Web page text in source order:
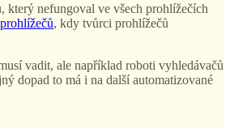
který nefungoval ve všech prohlížečích
, kdy tvůrci prohlížečů
vadit, ale například roboti vyhledávačů
dopad to má i na další automatizované